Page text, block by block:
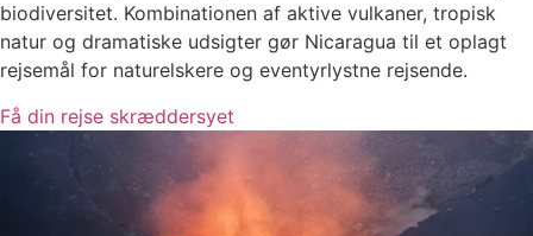
biodiversitet. Kombinationen af aktive vulkaner, tropisk
natur og dramatiske udsigter gør Nicaragua til et oplagt
rejsemål for naturelskere og eventyrlystne rejsende.
Få din rejse skræddersyet